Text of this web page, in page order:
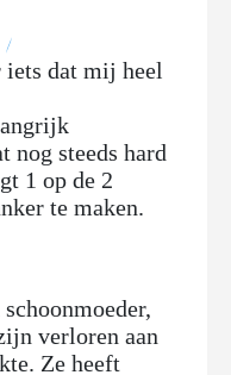
dat mij heel
nog steeds hard
1 op de 2
te maken.
verloren aan
Ze heeft